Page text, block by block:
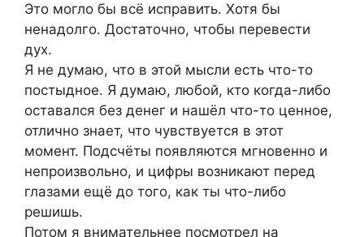
Это могло бы всё исправить. Хотя бы
ненадолго. Достаточно, чтобы перевести
дух.
Я не думаю, что в этой мысли есть что-то
постыдное. Я думаю, любой, кто когда-либо
оставался без денег и нашёл что-то ценное,
отлично знает, что чувствуется в этот
момент. Подсчёты появляются мгновенно и
непроизвольно, и цифры возникают перед
глазами ещё до того, как ты что-либо
решишь.
Потом я внимательнее посмотрел на